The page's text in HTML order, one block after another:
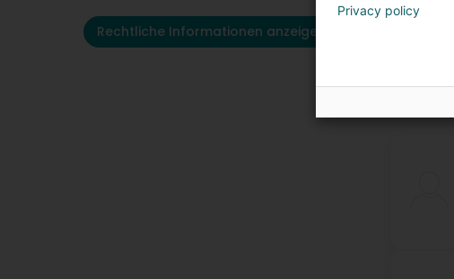
Rechtliche Informationen anzeigen
Privacy policy